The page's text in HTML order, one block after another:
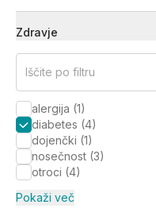
Zdravje
Iščite po filtru
alergija (1)
diabetes (4)
dojenčki (1)
nosečnost (3)
otroci (4)
Pokaži več